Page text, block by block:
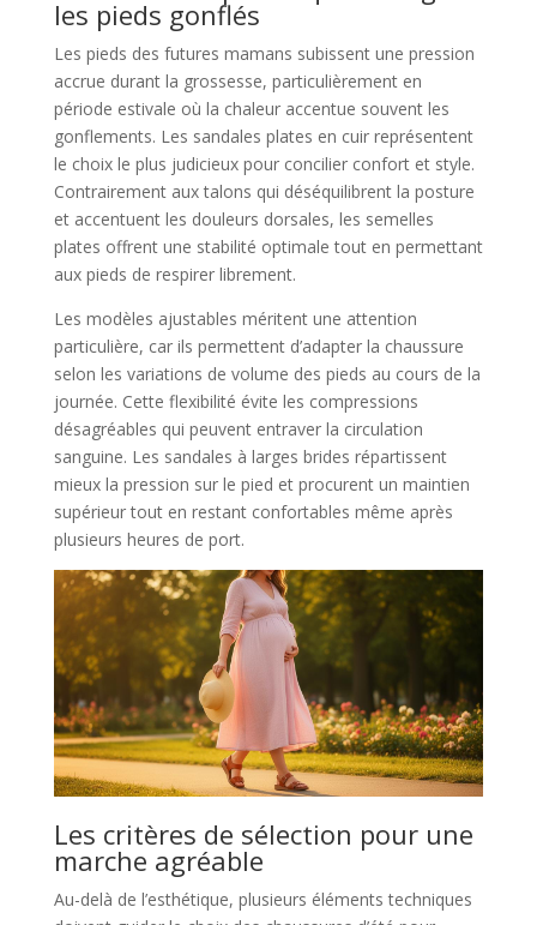
les pieds gonflés
Les pieds des futures mamans subissent une pression
accrue durant la grossesse, particulièrement en
période estivale où la chaleur accentue souvent les
gonflements. Les sandales plates en cuir représentent
le choix le plus judicieux pour concilier confort et style.
Contrairement aux talons qui déséquilibrent la posture
et accentuent les douleurs dorsales, les semelles
plates offrent une stabilité optimale tout en permettant
aux pieds de respirer librement.
Les modèles ajustables méritent une attention
particulière, car ils permettent d’adapter la chaussure
selon les variations de volume des pieds au cours de la
journée. Cette flexibilité évite les compressions
désagréables qui peuvent entraver la circulation
sanguine. Les sandales à larges brides répartissent
mieux la pression sur le pied et procurent un maintien
supérieur tout en restant confortables même après
plusieurs heures de port.
Les critères de sélection pour une
marche agréable
Au-delà de l’esthétique, plusieurs éléments techniques